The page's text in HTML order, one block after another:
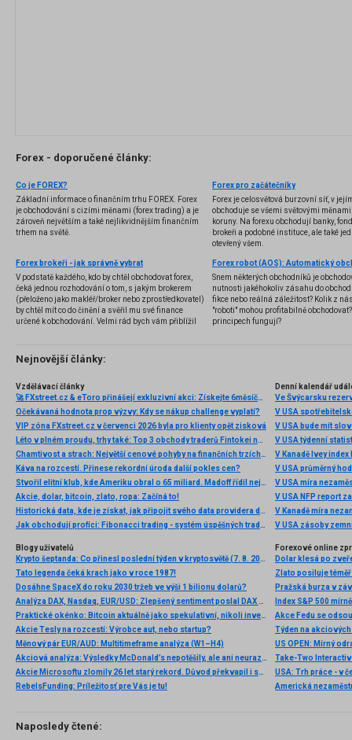
Forex - doporučené články:
Co je FOREX?
Základní informace o finančním trhu FOREX. Forex
je obchodování s cizími měnami (forex trading) a je
zároveň největším a také nejlikvidnějším finančním
trhem na světě.
Forex pro začátečníky
Forex je celosvětová burzovní síť, v
obchoduje se všemi světovými
koruny. Na forexu obchodují banky,
brokeři a podobné instituce, ale také
otevřený všem.
Forex brokeři - jak správně vybrat
V podstatě každého, kdo by chtěl obchodovat forex,
čeká jednou rozhodování o tom, s jakým brokerem
(přeloženo jako makléř/broker nebo zprostředkovatel)
by chtěl mít co do činění a svěřil mu své finance
určené k obchodování. Velmi rád bych vám přiblížil
několik příkladů nejznámějších z nich.
Snem některých obchodníků je
nutnosti jakéhokoliv zásahu do
fikce nebo reálná záležitost? Kolik z
"roboti" mohou profitabilně
principech fungují?
Nejnovější články:
Vzdělávací články
🚀 FXstreet.cz & eToro přinášejí exkluzivní akci: Získejte 6měsíční členství ve VIP zóně ZDARMA
Očekávaná hodnota prop výzvy: Kdy se nákup challenge vyplatí?
VIP zóna FXstreet.cz v červenci 2026 byla pro klienty opět zisková
Léto v plném proudu, trhy také: Top 3 obchody traderů Fintokei na indexech a zlatě
Chamtivost a strach: Největší cenové pohyby na finančních trzích (červenec 2026)
Káva na rozcestí. Přinese rekordní úroda další pokles cen?
Stvořil elitní klub, kde Ameriku obral o 65 miliard. Madoff řídil největší Ponzi dějin
Akcie, dolar, bitcoin, zlato, ropa: Začíná to!
Historická data, kde je získat, jak připojit svého data providera do MultiCharts a proč je budeme potřebovat? (4. díl)
Jak obchodují profíci: Fibonacci trading - systém úspěšných traderů
Denní kalendář
Ve Švýcarsku
V USA
V USA bude mít
V USA týdenní
V Kanadě Ivey index
V USA průměrný
V USA míra
V USA NFP report
V Kanadě míra
V USA zásoby
Blogy uživatelů
Krypto šeptanda: Co přinesl poslední týden v kryptosvětě (7. 8. 2026)
Tato legenda čeká krach jako v roce 1987!
Dosáhne SpaceX do roku 2030 tržeb ve výši 1 bilionu dolarů?
Analýza DAX, Nasdaq, EUR/USD: Zlepšený sentiment poslal DAX na nová maxima
Praktické okénko: Bitcoin aktuálně jako spekulativní, nikoli investiční aktivum
Akcie Tesly na rozcestí: Výrobce aut, nebo startup?
Měnový pár EUR/AUD: Multitimeframe analýza (W1–H4)
Akciová analýza: Výsledky McDonald’s nepotěšily, ale ani neurazily. Jakou vizi společnost prezentovala?
Akcie Microsoftu zlomily 26 let starý rekord. Důvod překvapil i samotné investory
RebelsFunding: Príležitosť pre Vás je tu!
Forexové online
Dolar klesá po
Zlato posiluje téměř
Pražská burza v
Index S&P 500
US OPEN: Mírný
Americká
Naposledy čtené: